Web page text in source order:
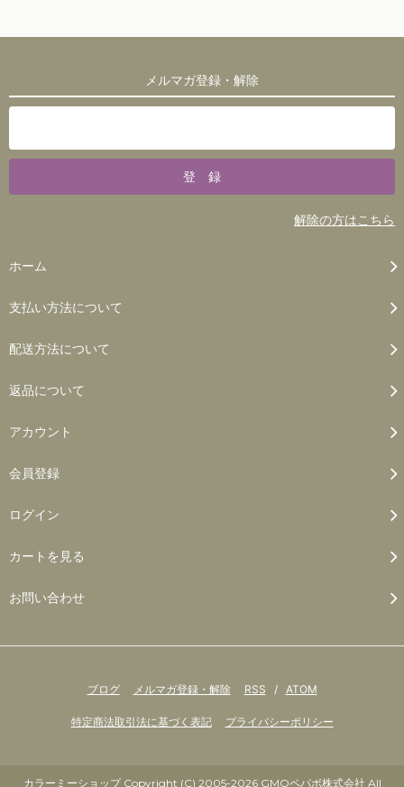
メルマガ登録・解除
解除の方はこちら
ホーム
支払い方法について
配送方法について
返品について
アカウント
会員登録
ログイン
カートを見る
お問い合わせ
ブログ メルマガ登録・解除 RSS / ATOM
特定商法取引法に基づく表記 プライバシーポリシー
カラーミーショップCopyright (C) 2005-2026 GMOペパボ株式会社 All